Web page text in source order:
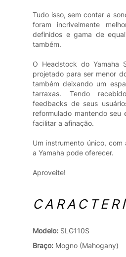
Tudo isso, sem contar a
foram incrivelmente
definidos e gama de
também.
O Headstock do Yamaha
projetado para ser menor
também deixando um
tarraxas. Tendo
feedbacks de seus
reformulado mantendo seu
facilitar a afinação.
Um instrumento único,
a Yamaha pode oferecer.
Aproveite!
Modelo: SLG110S
Braço: Mogno (Mahogany)